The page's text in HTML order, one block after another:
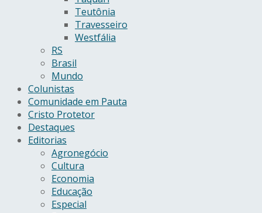
Teutônia
Travesseiro
Westfália
RS
Brasil
Mundo
Colunistas
Comunidade em Pauta
Cristo Protetor
Destaques
Editorias
Agronegócio
Cultura
Economia
Educação
Especial